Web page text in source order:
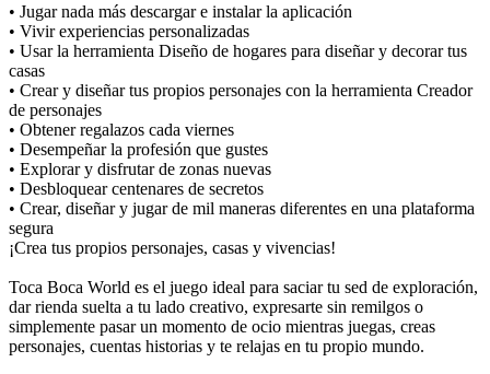
• Jugar nada más descargar e instalar la aplicación
• Vivir experiencias personalizadas
• Usar la herramienta Diseño de hogares para diseñar y decorar tus
casas
• Crear y diseñar tus propios personajes con la herramienta Creador
de personajes
• Obtener regalazos cada viernes
• Desempeñar la profesión que gustes
• Explorar y disfrutar de zonas nuevas
• Desbloquear centenares de secretos
• Crear, diseñar y jugar de mil maneras diferentes en una plataforma
segura
¡Crea tus propios personajes, casas y vivencias!
Toca Boca World es el juego ideal para saciar tu sed de exploración,
dar rienda suelta a tu lado creativo, expresarte sin remilgos o
simplemente pasar un momento de ocio mientras juegas, creas
personajes, cuentas historias y te relajas en tu propio mundo.